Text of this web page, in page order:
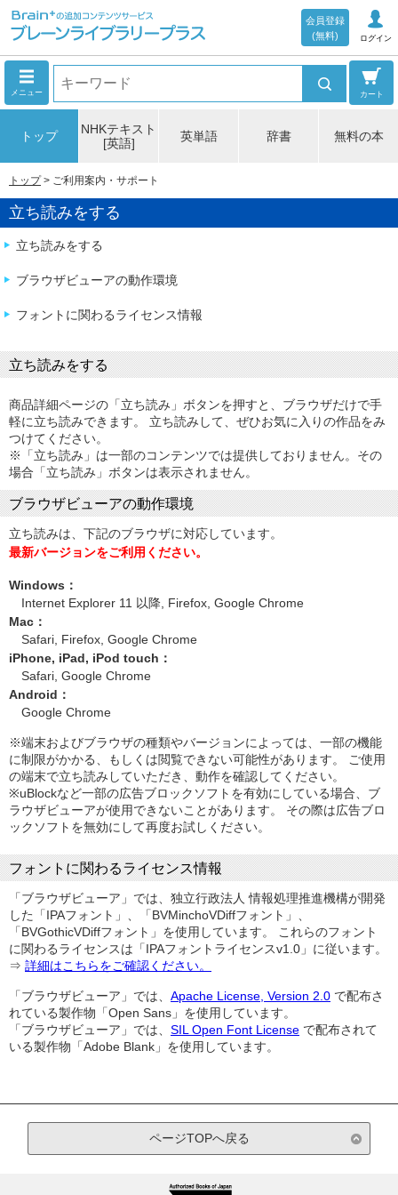
ログイン
会員登録
(無料)
メニュー カート
トップ
NHKテキスト
[英語]
英単語 辞書 無料の本
トップ ご利用案内・サポート
立ち読みをする
立ち読みをする
ブラウザビューアの動作環境
フォントに関わるライセンス情報
立ち読みをする
商品詳細ページの「立ち読み」ボタンを押すと、ブラウザだけで手
軽に立ち読みできます。 立ち読みして、ぜひお気に入りの作品をみ
つけてください。
※「立ち読み」は一部のコンテンツでは提供しておりません。その
場合「立ち読み」ボタンは表示されません。
ブラウザビューアの動作環境
立ち読みは、下記のブラウザに対応しています。
最新バージョンをご利用ください。
Windows：
Internet Explorer 11 以降, Firefox, Google Chrome
Mac：
Safari, Firefox, Google Chrome
iPhone, iPad, iPod touch：
Safari, Google Chrome
Android：
Google Chrome
※端末およびブラウザの種類やバージョンによっては、一部の機能
に制限がかかる、もしくは閲覧できない可能性があります。 ご使用
の端末で立ち読みしていただき、動作を確認してください。
※uBlockなど一部の広告ブロックソフトを有効にしている場合、ブ
ラウザビューアが使用できないことがあります。 その際は広告ブロ
ックソフトを無効にして再度お試しください。
フォントに関わるライセンス情報
「ブラウザビューア」では、独立行政法人 情報処理推進機構が開発
した「IPAフォント」、「BVMinchoVDiffフォント」、
「BVGothicVDiffフォント」を使用しています。 これらのフォント
に関わるライセンスは「IPAフォントライセンスv1.0」に従います。
⇒ 詳細はこちらをご確認ください。
「ブラウザビューア」では、 Apache License, Version 2.0 で配布さ
れている製作物「Open Sans」を使用しています。
「ブラウザビューア」では、 SIL Open Font License で配布されて
いる製作物「Adobe Blank」を使用しています。
ページTOPへ戻る